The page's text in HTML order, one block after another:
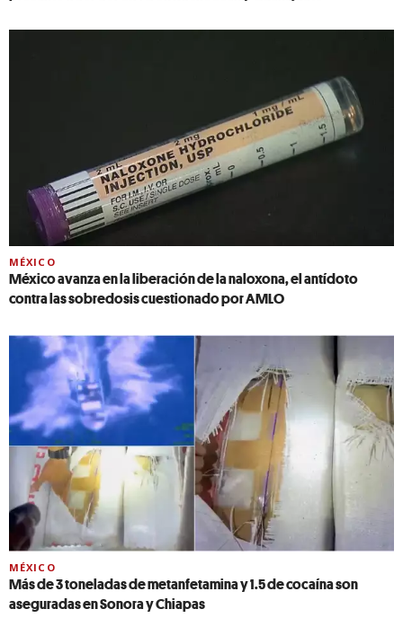
MÉXICO
México avanza en la liberación de la naloxona, el antídoto
contra las sobredosis cuestionado por AMLO
MÉXICO
Más de 3 toneladas de metanfetamina y 1.5 de cocaína son
aseguradas en Sonora y Chiapas